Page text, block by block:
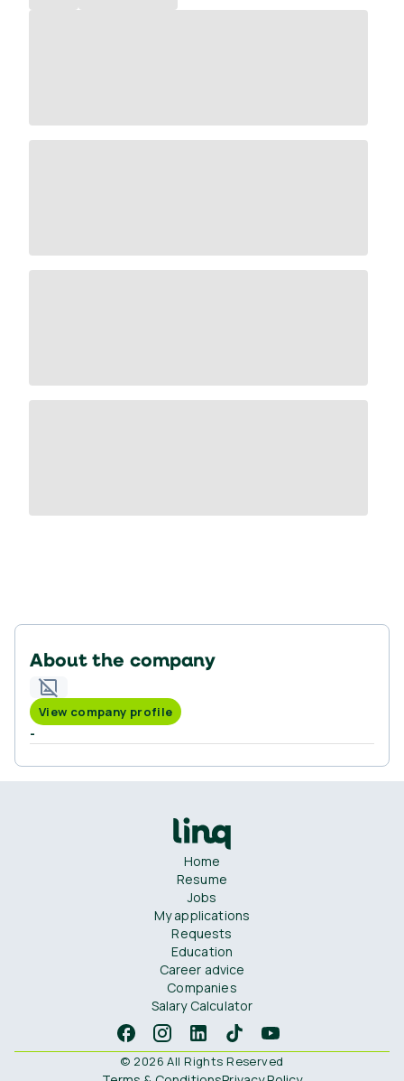
About the company
View company profile
-
Home
Resume
Jobs
My applications
Requests
Education
Career advice
Companies
Salary Calculator
© 2026 All Rights Reserved